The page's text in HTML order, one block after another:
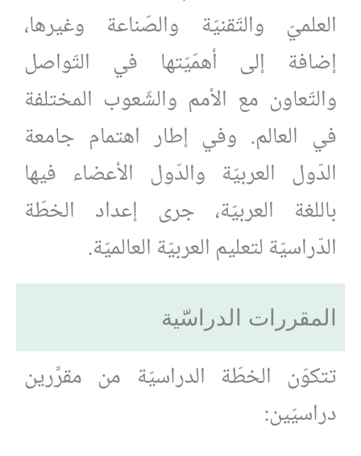
العلميّ والتّقنيّة والصّناعة وغيرها،
إضافة إلى أهمّيّتها في التّواصل
والتّعاون مع الأمم والشّعوب المختلفة
في العالم. وفي إطار اهتمام جامعة
الدّول العربيّة والدّول الأعضاء فيها
باللغة العربيّة، جرى إعداد الخطّة
الدّراسيّة لتعليم العربيّة العالميّة.
المقررات الدراسّية
تتكوّن الخطّة الدراسيّة من مقرَّرين
دراسيّين: